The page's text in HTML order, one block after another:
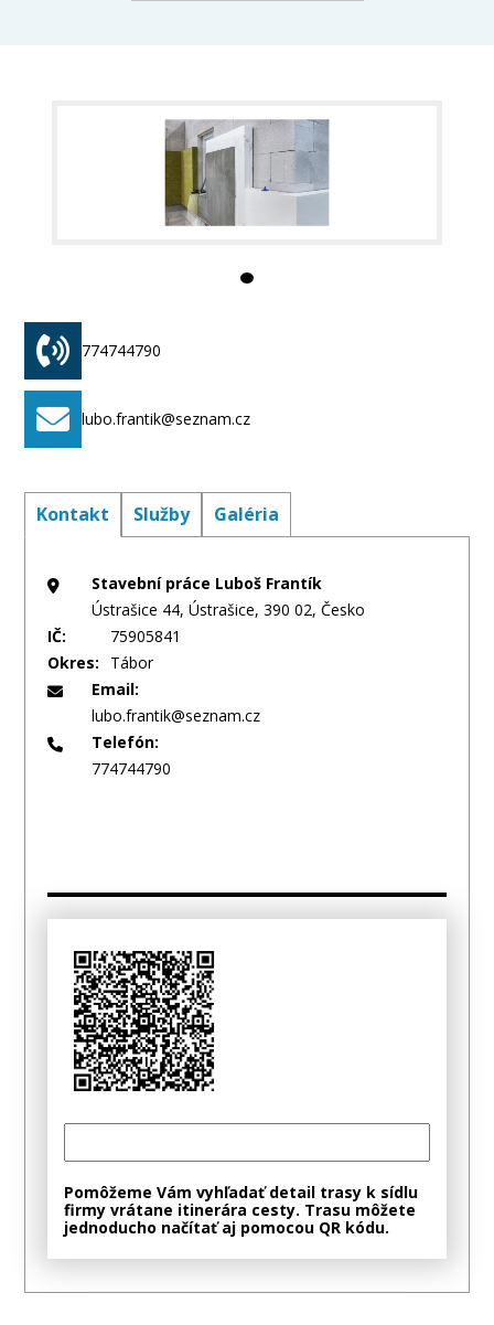
Jsme spolehlivá firma, které záleží na spokojenosti
Neváhejte nás kontaktovat.
Sídlo společnosti se nachází na adrese Ústrašice 44,
okres Tábor.
774744790
lubo.frantik@seznam.cz
Kontakt Služby Galéria
Stavební práce Luboš Frantík
Ústrašice 44, Ústrašice, 390 02, Česko
IČ:
75905841
Okres:
Tábor
Email:
lubo.frantik@seznam.cz
Telefón:
774744790
Pomôžeme Vám vyhľadať detail trasy k sídlu
firmy vrátane itinerára cesty. Trasu môžete
jednoducho načítať aj pomocou QR kódu.